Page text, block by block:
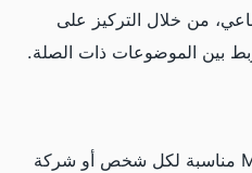
من خلال التركيز على
بين الموضوعات ذات الصلة.
مدونة Marktech Ecommerce مناسبة لكل شخص أو شركة